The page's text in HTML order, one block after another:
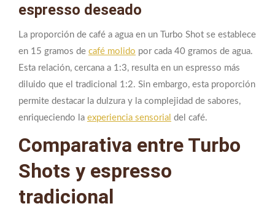
espresso deseado
La proporción de café a agua en un Turbo Shot se establece
en 15 gramos de café molido por cada 40 gramos de agua.
Esta relación, cercana a 1:3, resulta en un espresso más
diluido que el tradicional 1:2. Sin embargo, esta proporción
permite destacar la dulzura y la complejidad de sabores,
enriqueciendo la experiencia sensorial del café.
Comparativa entre Turbo
Shots y espresso
tradicional